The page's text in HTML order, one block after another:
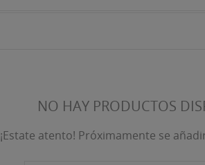
NO HAY PRODUCTOS
¡Estate atento! Próximamente se